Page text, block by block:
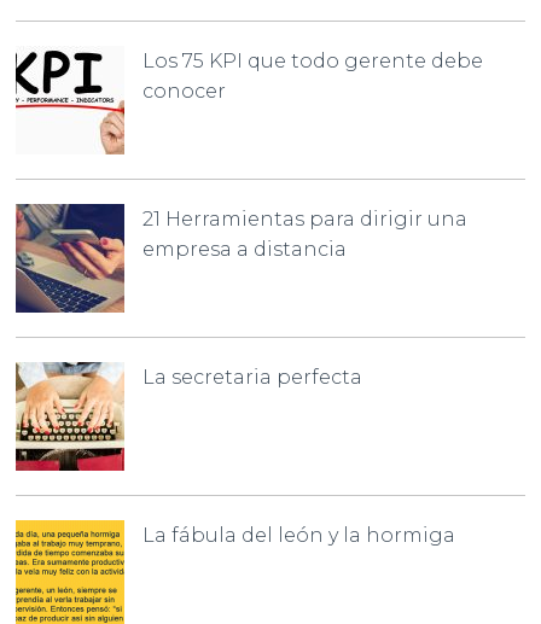
Los 75 KPI que todo gerente debe
conocer
21 Herramientas para dirigir una
empresa a distancia
La secretaria perfecta
La fábula del león y la hormiga